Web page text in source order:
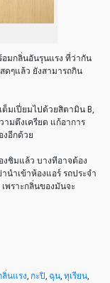
อมกลิ่นอันรุนแรง ที่ว่ากัน
ดๆแล้ว ยังสามารถกิน
มเปี่ยมไปด้วยสิตามิน B,
ามตึงเครียด แก้อาการ
งอีกด้วย
งชิมแล้ว บางทีอาจต้อง
นำเข้าห้องแอร์ รถประจำ
พราะกลิ่นของมันจะ
ลิ่นแรง, กะปิ, ฉุน, ทุเรียน,